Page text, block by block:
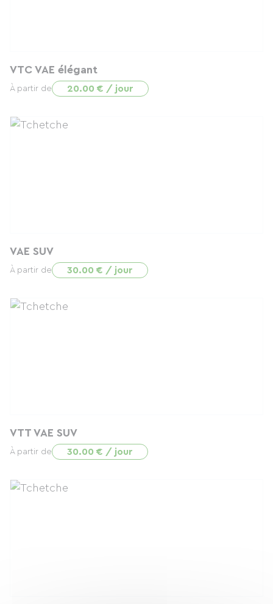
VTC VAE élégant
À partir de 20.00 € / jour
VAE SUV
À partir de 30.00 € / jour
VTT VAE SUV
À partir de 30.00 € / jour